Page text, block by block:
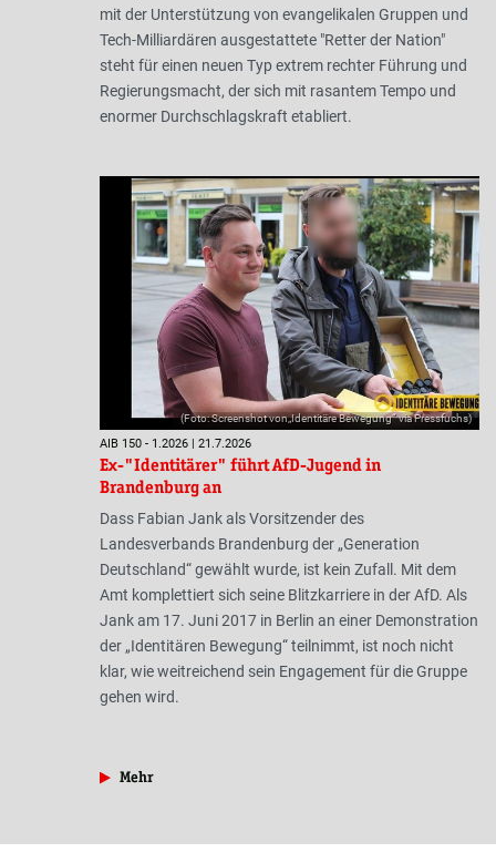
mit der Unterstützung von evangelikalen Gruppen und
Tech-Milliardären ausgestattete "Retter der Nation"
steht für einen neuen Typ extrem rechter Führung und
Regierungsmacht, der sich mit rasantem Tempo und
enormer Durchschlagskraft etabliert.
(Foto: Screenshot von„Identitäre Bewegung“ via Pressfuchs)
AIB 150 - 1.2026 | 21.7.2026
Ex-"Identitärer" führt AfD-Jugend in
Brandenburg an
Dass Fabian Jank als Vorsitzender des
Landesverbands Brandenburg der „Generation
Deutschland“ gewählt wurde, ist kein Zufall. Mit dem
Amt komplettiert sich seine Blitzkarriere in der AfD. Als
Jank am 17. Juni 2017 in Berlin an einer Demonstration
der „Identitären Bewegung“ teilnimmt, ist noch nicht
klar, wie weitreichend sein Engagement für die Gruppe
gehen wird.
Mehraus der Rubrik »Braunzone«